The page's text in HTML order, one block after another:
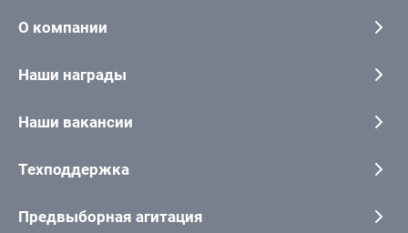
О компании
Наши награды
Наши вакансии
Техподдержка
Предвыборная агитация